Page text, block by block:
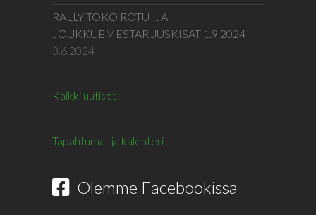
RALLY-TOKO ROTU- JA
JOUKKUEMESTARUUSKISAT 1.9.2024
3.6.2024
Kaikki uutiset
Tapahtumat ja kalenteri
Olemme Facebookissa